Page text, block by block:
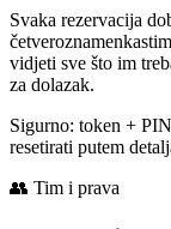
Svaka rezervacija
vidjeti sve što im
za dolazak.
Sigurno: token +
resetirati putem
👥 Tim i prava